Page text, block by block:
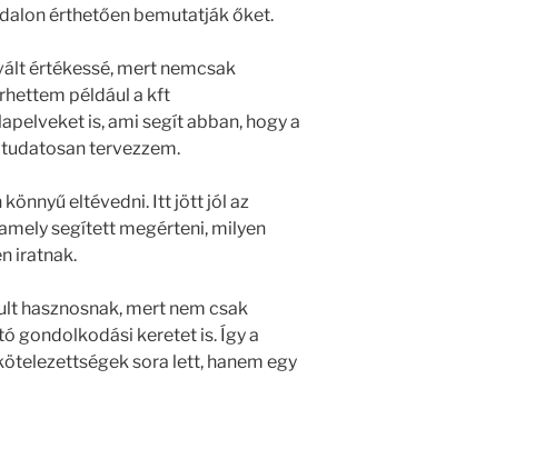
érthetően bemutatják őket.
értékessé, mert nemcsak
például a kft
is, ami segít abban, hogy a
tervezzem.
eltévedni. Itt jött jól az
segített megérteni, milyen
iratnak.
hasznosnak, mert nem csak
gondolkodási keretet is. Így a
sora lett, hanem egy